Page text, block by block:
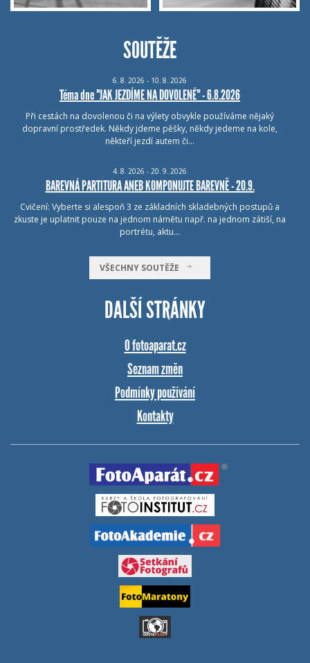
SOUTĚŽE
6. 8. 2026 - 10. 8. 2026
Téma dne "JAK JEZDÍME NA DOVOLENÉ" - 6.8.2026
Při cestách na dovolenou či na výlety obvykle používáme nějaký
dopravní prostředek. Někdy jdeme pěšky, někdy jedeme na kole,
někteří jezdí autem či…
4. 8. 2026 - 20. 9. 2026
BAREVNÁ PARTITURA ANEB KOMPONUJTE BAREVNĚ - 20.9.
Cvičení: Vyberte si alespoň 3 ze základních skladebných postupů a
zkuste je uplatnit pouze na jednom námětu např. na jednom zátiší, na
portrétu, aktu…
VŠECHNY SOUTĚŽE
DALŠÍ STRÁNKY
O fotoaparat.cz
Seznam změn
Podmínky používání
Kontakty